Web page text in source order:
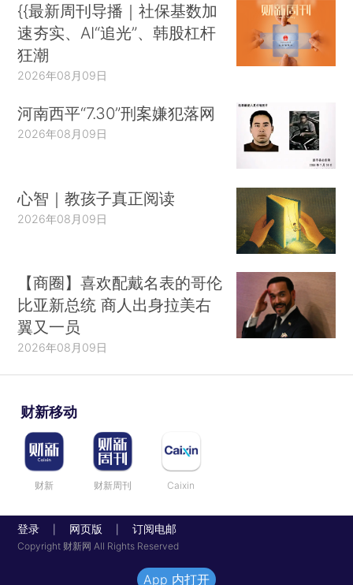
{{最新周刊导播｜社保基数加
速夯实、AI“追光”、韩股杠杆
狂潮
2026年08月09日
河南西平“7.30”刑案嫌犯落网
2026年08月09日
心智｜教孩子真正阅读
2026年08月09日
【商圈】喜欢配戴名表的哥伦
比亚新总统 商人出身拉美右
翼又一员
2026年08月09日
财新移动
财新 财新周刊 Caixin
登录 网页版 订阅电邮
Copyright 财新网 All Rights Reserved
App 内打开